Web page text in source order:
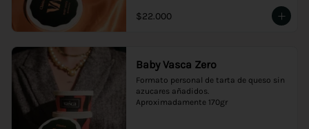
$22.000
Baby Vasca Zero
Formato personal de tarta de queso sin
azucares añadidos.
Aproximadamente 170gr